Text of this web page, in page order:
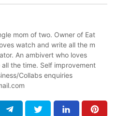
mom of two. Owner of Eat
watch and write all the m
An ambivert who loves
the time. Self improvement
Collabs enquiries